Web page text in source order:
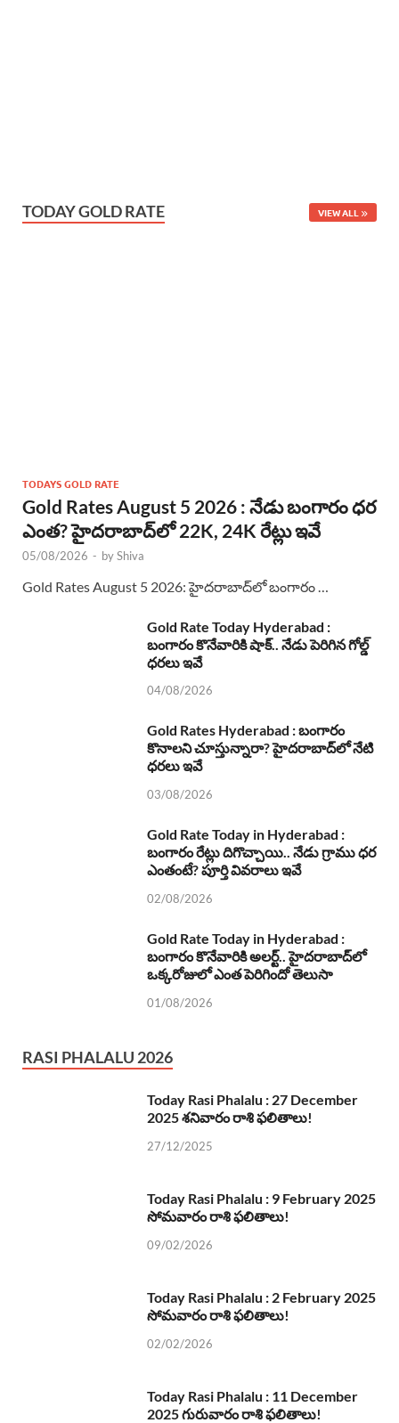
TODAY GOLD RATE VIEW ALL
TODAYS GOLD RATE
Gold Rates August 5 2026 : నేడు బంగారం ధర
ఎంత? హైదరాబాద్‌లో 22K, 24K రేట్లు ఇవే
05/08/2026 - byShiva
Gold Rates August 5 2026: హైదరాబాద్‌లో బంగారం …
Gold Rate Today Hyderabad :
బంగారం కొనేవారికి షాక్.. నేడు పెరిగిన గోల్డ్
ధరలు ఇవే
04/08/2026
Gold Rates Hyderabad : బంగారం
కొనాలని చూస్తున్నారా? హైదరాబాద్‌లో నేటి
ధరలు ఇవే
03/08/2026
Gold Rate Today in Hyderabad :
బంగారం రేట్లు దిగొచ్చాయి.. నేడు గ్రాము ధర
ఎంతంటే? పూర్తి వివరాలు ఇవే
02/08/2026
Gold Rate Today in Hyderabad :
బంగారం కొనేవారికి అలర్ట్.. హైదరాబాద్‌లో
ఒక్కరోజులో ఎంత పెరిగిందో తెలుసా
01/08/2026
RASI PHALALU 2026
Today Rasi Phalalu : 27 December
2025 శనివారం రాశి ఫలితాలు!
27/12/2025
Today Rasi Phalalu : 9 February 2025
సోమవారం రాశి ఫలితాలు!
09/02/2026
Today Rasi Phalalu : 2 February 2025
సోమవారం రాశి ఫలితాలు!
02/02/2026
Today Rasi Phalalu : 11 December
2025 గురువారం రాశి ఫలితాలు!